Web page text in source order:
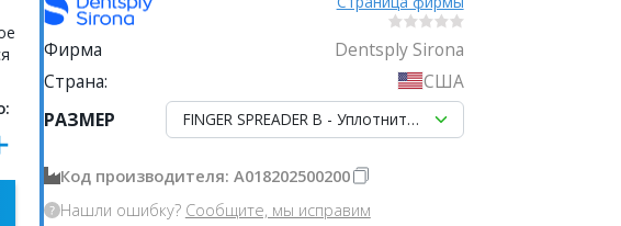
Фирма
Dentsply Sirona
Страна:
США
РАЗМЕР
FINGER SPREADER В - Уплотнитель гуттаперчи ручной,
Код производителя: A018202500200
Нашли ошибку? Сообщите, мы исправим